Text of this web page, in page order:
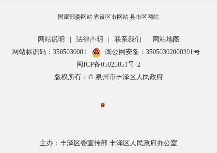
国家部委网站省设区市网站 县市区网站
网站说明 | 法律声明 | 联系我们 |
网站地图
网站标识码：3505030001
闽公网安备：35050302000391号
闽ICP备05025851号-2
版权所有：© 泉州市丰泽区人民政府
主办：丰泽区委宣传部 丰泽区人民政府办公室